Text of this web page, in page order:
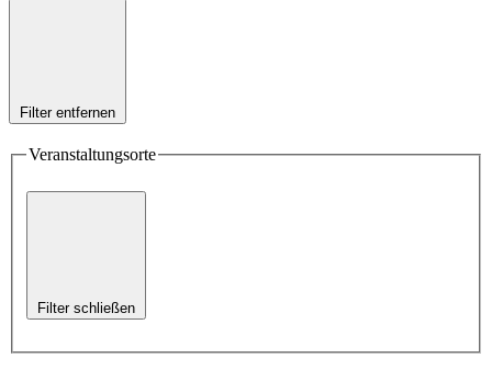
Filter entfernen
Veranstaltungsorte
Filter schließen